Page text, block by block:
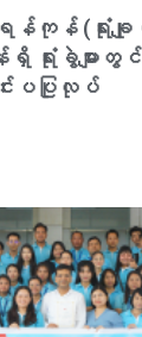
န်ကုန် (ရုံးခ
းခွဲများတွ
ပပြုလုပ်